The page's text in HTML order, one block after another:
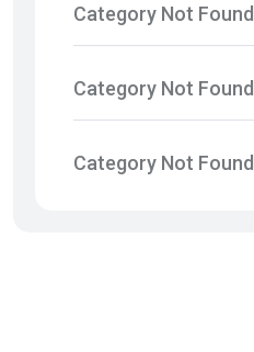
Category Not Found
Category Not Found
Category Not Found